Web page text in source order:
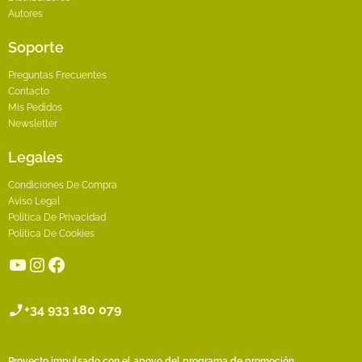
Autores
Soporte
Preguntas Frecuentes
Contacto
Mis Pedidos
Newsletter
Legales
Condiciones De Compra
Aviso Legal
Política De Privacidad
Política De Cookies
YouTube
Instagram
Facebook
+34 933 180 079